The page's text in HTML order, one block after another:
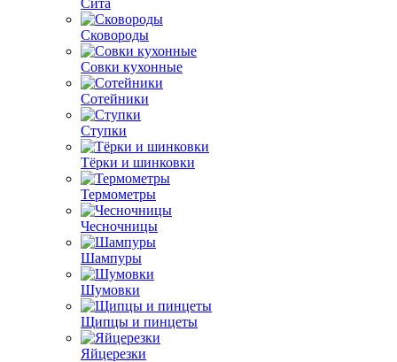
Сита
Сковороды
Совки кухонные
Сотейники
Ступки
Тёрки и шинковки
Термометры
Чесночницы
Шампуры
Шумовки
Щипцы и пинцеты
Яйцерезки